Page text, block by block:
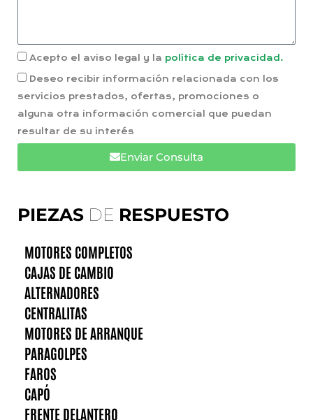
PIEZAS DE RESPUESTO
MOTORES COMPLETOS
CAJAS DE CAMBIO
ALTERNADORES
CENTRALITAS
MOTORES DE ARRANQUE
PARAGOLPES
FAROS
CAPÓ
FRENTE DELANTERO
Acepto el aviso legal y la política de privacidad.
Deseo recibir información relacionada con los
servicios prestados, ofertas, promociones o
alguna otra información comercial que puedan
resultar de su interés
Enviar Consulta